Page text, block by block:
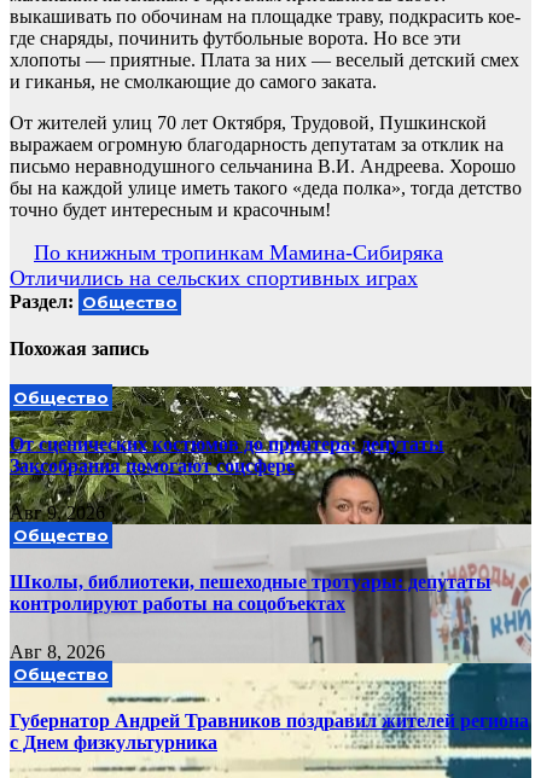
выкашивать по обочинам на площадке траву, подкрасить кое-
где снаряды, починить футбольные ворота. Но все эти
хлопоты — приятные. Плата за них — веселый детский смех
и гиканья, не смолкающие до самого заката.
От жителей улиц 70 лет Октября, Трудовой, Пушкинской
выражаем огромную благодарность депутатам за отклик на
письмо неравнодушного сельчанина В.И. Андреева. Хорошо
бы на каждой улице иметь такого «деда полка», тогда детство
точно будет интересным и красочным!
Навигация
по
записям
По книжным тропинкам Мамина-Сибиряка
Отличились на сельских спортивных играх
Раздел: Общество
Похожая запись
Общество
От сценических костюмов до принтера: депутаты
Заксобрания помогают соцсфере
Авг 9, 2026
Общество
Школы, библиотеки, пешеходные тротуары: депутаты
контролируют работы на соцобъектах
Авг 8, 2026
Общество
Губернатор Андрей Травников поздравил жителей региона
с Днем физкультурника